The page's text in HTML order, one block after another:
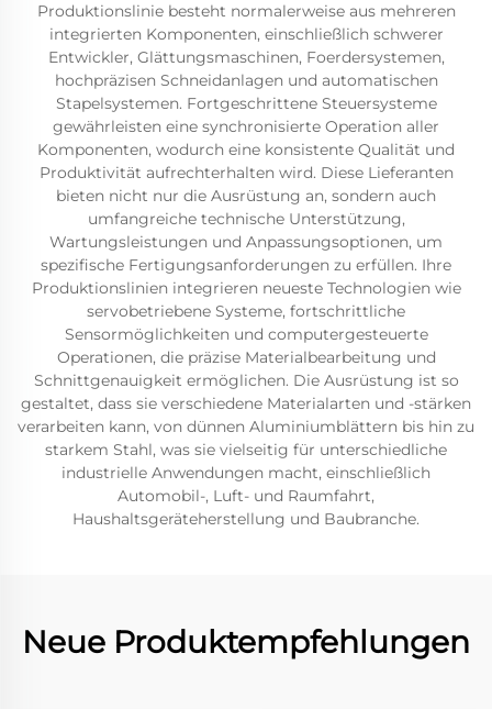
Produktionslinie besteht normalerweise aus mehreren
integrierten Komponenten, einschließlich schwerer
Entwickler, Glättungsmaschinen, Foerdersystemen,
hochpräzisen Schneidanlagen und automatischen
Stapelsystemen. Fortgeschrittene Steuersysteme
gewährleisten eine synchronisierte Operation aller
Komponenten, wodurch eine konsistente Qualität und
Produktivität aufrechterhalten wird. Diese Lieferanten
bieten nicht nur die Ausrüstung an, sondern auch
umfangreiche technische Unterstützung,
Wartungsleistungen und Anpassungsoptionen, um
spezifische Fertigungsanforderungen zu erfüllen. Ihre
Produktionslinien integrieren neueste Technologien wie
servobetriebene Systeme, fortschrittliche
Sensormöglichkeiten und computergesteuerte
Operationen, die präzise Materialbearbeitung und
Schnittgenauigkeit ermöglichen. Die Ausrüstung ist so
gestaltet, dass sie verschiedene Materialarten und -stärken
verarbeiten kann, von dünnen Aluminiumblättern bis hin zu
starkem Stahl, was sie vielseitig für unterschiedliche
industrielle Anwendungen macht, einschließlich
Automobil-, Luft- und Raumfahrt,
Haushaltsgeräteherstellung und Baubranche.
Neue Produktempfehlungen